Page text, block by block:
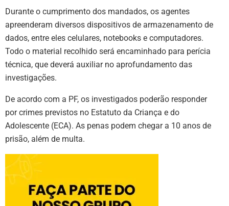
Durante o cumprimento dos mandados, os agentes
apreenderam diversos dispositivos de armazenamento de
dados, entre eles celulares, notebooks e computadores.
Todo o material recolhido será encaminhado para perícia
técnica, que deverá auxiliar no aprofundamento das
investigações.
De acordo com a PF, os investigados poderão responder
por crimes previstos no Estatuto da Criança e do
Adolescente (ECA). As penas podem chegar a 10 anos de
prisão, além de multa.